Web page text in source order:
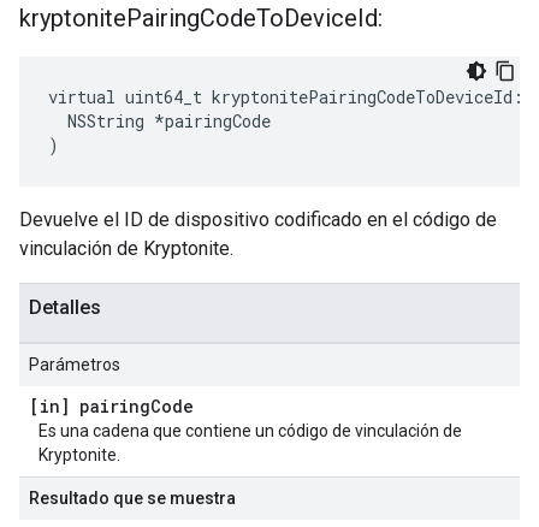
kryptonitePairingCodeToDeviceId:
virtual uint64_t kryptonitePairingCodeToDeviceId:(
  NSString *pairingCode
)
Devuelve el ID de dispositivo codificado en el código de
vinculación de Kryptonite.
Detalles
Parámetros
[in] pairingCode
Es una cadena que contiene un código de vinculación de
Kryptonite.
Resultado que se muestra